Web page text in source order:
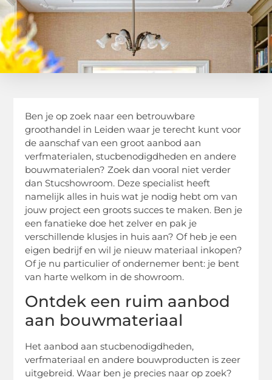
Ben je op zoek naar een betrouwbare
groothandel in Leiden waar je terecht kunt voor
de aanschaf van een groot aanbod aan
verfmaterialen, stucbenodigdheden en andere
bouwmaterialen? Zoek dan vooral niet verder
dan Stucshowroom. Deze specialist heeft
namelijk alles in huis wat je nodig hebt om van
jouw project een groots succes te maken. Ben je
een fanatieke doe het zelver en pak je
verschillende klusjes in huis aan? Of heb je een
eigen bedrijf en wil je nieuw materiaal inkopen?
Of je nu particulier of ondernemer bent: je bent
van harte welkom in de showroom.
Ontdek een ruim aanbod
aan bouwmateriaal
Het aanbod aan stucbenodigdheden,
verfmateriaal en andere bouwproducten is zeer
uitgebreid. Waar ben je precies naar op zoek?